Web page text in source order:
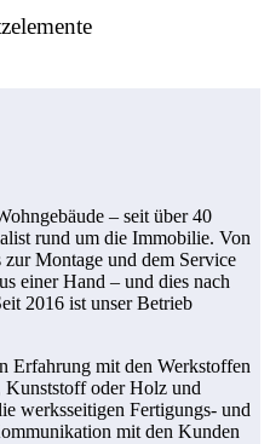
– seit über 40
rund um die Immobilie. Von
Montage und dem Service
einer Hand – und dies nach
2016 ist unser Betrieb
Erfahrung mit den Werkstoffen
oder Holz und
werksseitigen Fertigungs- und
mit den Kunden